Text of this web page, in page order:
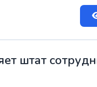
штат